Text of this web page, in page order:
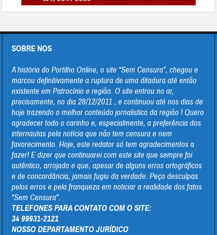
SOBRE NOS
A história do Portilho Online, o site “Sem Censura”, chegou e
marcou definitivamente a ruptura de uma ditadura até então
existente em Patrocínio e região. O site entrou no ar,
precisamente, no dia 28/12/2011 , e continuou até nos dias de
hoje trazendo o melhor conteúdo jornalistico da região ! Quero
agradecer todo o carinho e, especialmente, a preferência dos
internautas pela notícia que não tem censura e nem
favorecimento. Hoje, este redator só tem agradecimentos a
fazer! E dizer que continuarei com este site que sempre foi
autêntico, arrojado e que, apesar de alguns erros ortográficos
e de concordância, jamais fugiu da verdade. Peço desculpas
pelos erros e pela franqueza em noticiar a realidade dos fatos
“Sem Censura”.
TELEFONES PARA CONTATO COM O SITE:
34 99931-2121
NOSSO DEPARTAMENTO JURÍDICO